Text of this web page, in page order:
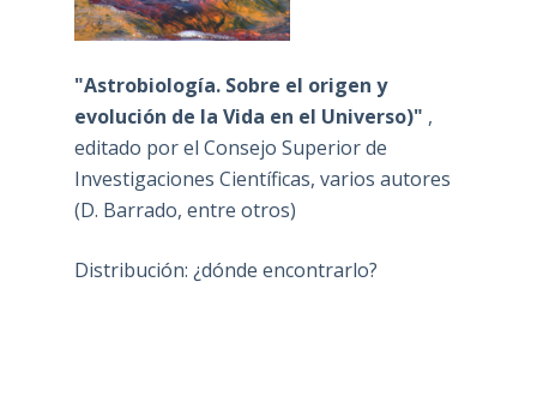
"Astrobiología. Sobre el origen y
evolución de la Vida en el Universo)" ,
editado por el Consejo Superior de
Investigaciones Científicas, varios autores
(D. Barrado, entre otros)
Distribución: ¿dónde encontrarlo?